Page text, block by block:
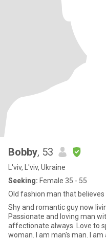
Bobby, 53
L'viv, L'viv, Ukraine
Seeking: Female 35 - 55
Old fashion man that believes
Shy and romantic guy now
Passionate and loving man
affectionate always. Love to
woman. I am man's man. I